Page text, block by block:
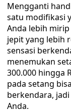
Mengganti
satu modifikasi
Anda lebih
jepit yang lebih
sensasi
menemukan
300.000 hingga
pada setang
berkendara,
Anda.